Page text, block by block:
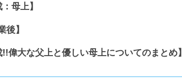
母上】
後】
偉大な父上と優しい母上についてのまとめ】